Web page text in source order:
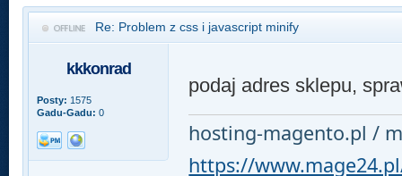
Re: Problem z css i javascript minify
kkkonrad
Posty: 1575
Gadu-Gadu: 0
podaj adres sklepu,
hosting-magento.pl /
https://